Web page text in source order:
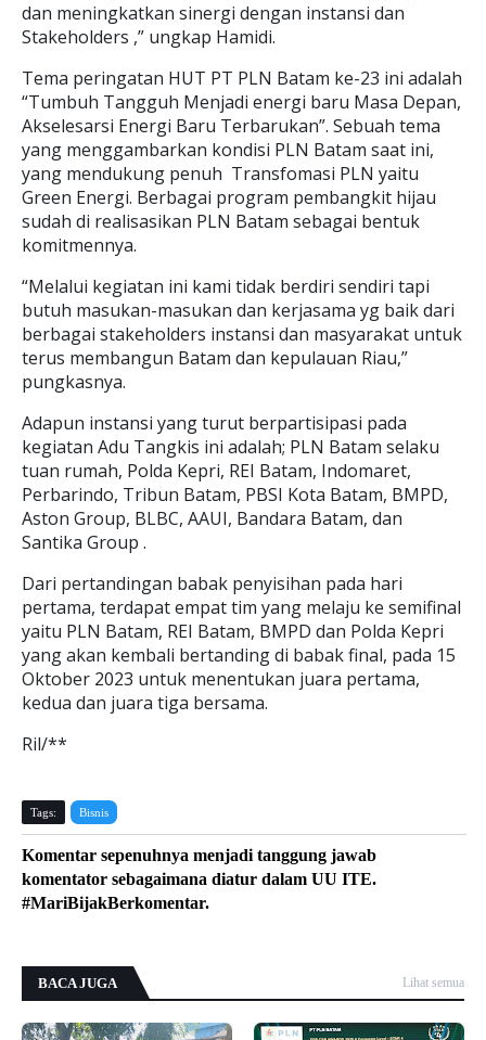
dan meningkatkan sinergi dengan instansi dan
Stakeholders ,” ungkap Hamidi.
Tema peringatan HUT PT PLN Batam ke-23 ini adalah
“Tumbuh Tangguh Menjadi energi baru Masa Depan,
Akselesarsi Energi Baru Terbarukan”. Sebuah tema
yang menggambarkan kondisi PLN Batam saat ini,
yang mendukung penuh Transfomasi PLN yaitu
Green Energi. Berbagai program pembangkit hijau
sudah di realisasikan PLN Batam sebagai bentuk
komitmennya.
“Melalui kegiatan ini kami tidak berdiri sendiri tapi
butuh masukan-masukan dan kerjasama yg baik dari
berbagai stakeholders instansi dan masyarakat untuk
terus membangun Batam dan kepulauan Riau,”
pungkasnya.
Adapun instansi yang turut berpartisipasi pada
kegiatan Adu Tangkis ini adalah; PLN Batam selaku
tuan rumah, Polda Kepri, REI Batam, Indomaret,
Perbarindo, Tribun Batam, PBSI Kota Batam, BMPD,
Aston Group, BLBC, AAUI, Bandara Batam, dan
Santika Group .
Dari pertandingan babak penyisihan pada hari
pertama, terdapat empat tim yang melaju ke semifinal
yaitu PLN Batam, REI Batam, BMPD dan Polda Kepri
yang akan kembali bertanding di babak final, pada 15
Oktober 2023 untuk menentukan juara pertama,
kedua dan juara tiga bersama.
Ril/**
Tags: Bisnis
Komentar sepenuhnya menjadi tanggung jawab
komentator sebagaimana diatur dalam UU ITE.
#MariBijakBerkomentar.
BACA JUGA Lihat semua